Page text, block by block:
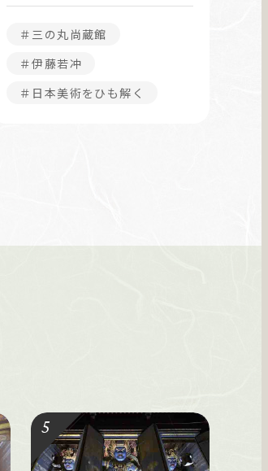
＃三の丸尚蔵館
＃伊藤若冲
＃日本美術をひも解く